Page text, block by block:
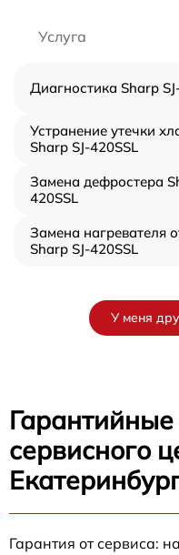
Услуга
Диагностика Sharp
Устранение утечки
Sharp SJ-420SSL
Замена дефростера
420SSL
Замена нагревателя
Sharp SJ-420SSL
У меня
Гарантийные
сервисного
Гарантия от сервиса: